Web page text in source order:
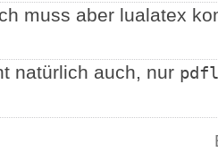
muss aber lualatex
natürlich auch, nur